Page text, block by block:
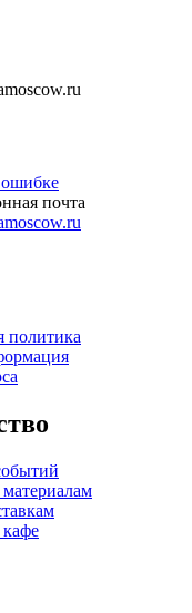
почта
политика